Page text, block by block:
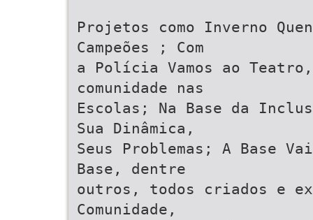
Projetos como Inverno
Campeões ; Com
a Polícia Vamos ao
comunidade nas
Escolas; Na Base da
Sua Dinâmica,
Seus Problemas; A Base
Base, dentre
outros, todos criados e
Comunidade,